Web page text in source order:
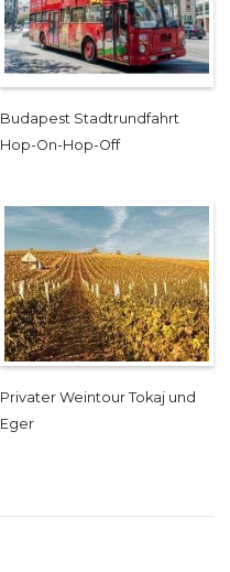
Budapest Stadtrundfahrt
Hop-On-Hop-Off
Privater Weintour Tokaj und
Eger